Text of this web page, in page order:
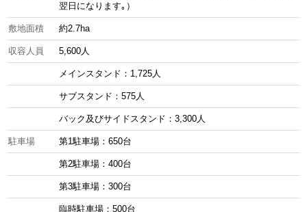
翌日になります｡）
敷地面積 約2.7ha
収容人員 5,600人
メインスタンド：1,725人
サブスタンド：575人
バック及びサイドスタンド：3,300人
駐車場 第1駐車場：650台
第2駐車場：400台
第3駐車場：300台
臨時駐車場：500台